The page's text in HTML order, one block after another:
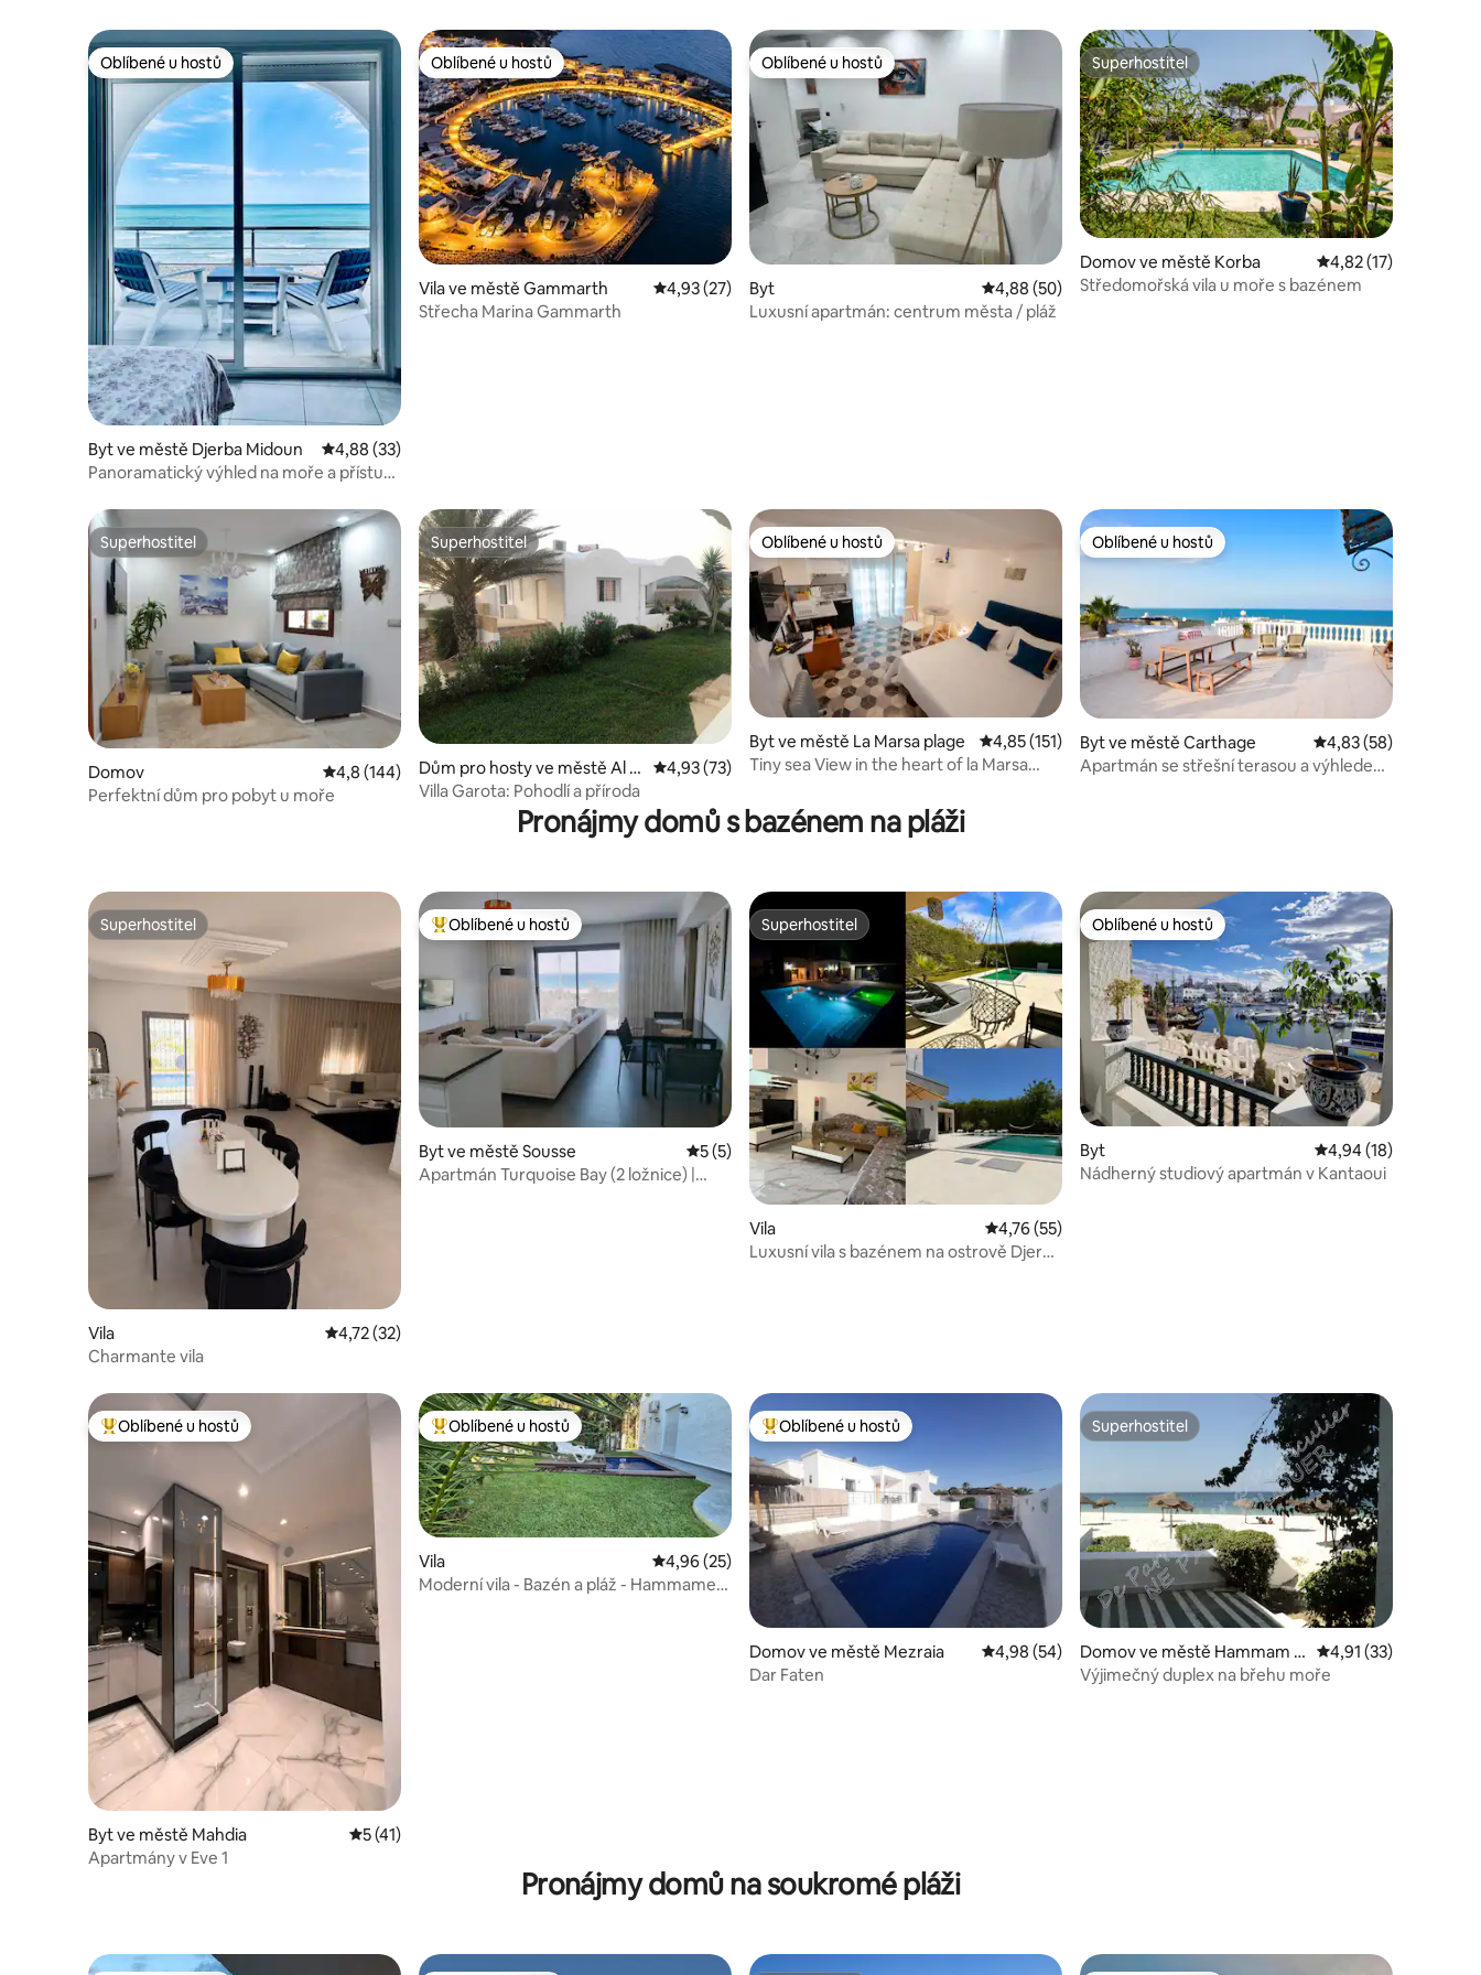
Oblíbené u hostů
Oblíbené u hostů
Byt ve městě Djerba Midoun Průměrné hodnocení 4,88 z 5, 33 hodnocení
4,88 (33)
Panoramatický výhled na moře a přístup
Oblíbené u hostů
Oblíbené u hostů
Vila ve městě Gammarth Průměrné hodnocení 4,93 z 5, 27 hodnocení
4,93 (27)
Střecha Marina Gammarth
Oblíbené u hostů
Oblíbené u hostů
Byt Průměrné hodnocení 4,88 z 5, 50 hodnocení
4,88 (50)
Luxusní apartmán: centrum města / pláž
Superhostitel
Superhostitel
Domov ve městě Korba Průměrné hodnocení
4,82 (17)
Středomořská vila u moře s bazénem
Superhostitel
Superhostitel
Domov Průměrné hodnocení 4,8 z 5, 144 hodnocení
4,8 (144)
Perfektní dům pro pobyt u moře
Superhostitel
Superhostitel
Dům pro hosty ve městě Al H
uwariyah
Průměrné hodnocení 4,93 z 5, 73 hodnocení
4,93 (73)
Villa Garota: Pohodlí a příroda
Oblíbené u hostů
Oblíbené u hostů
Byt ve městě La Marsa plage Průměrné hodnocení 4,85 z 5, 151 hodnocení
4,85 (151)
Tiny sea View in the heart of la Marsa
Oblíbené u hostů
Oblíbené u hostů
Byt ve městě Carthage Průměrné hodnocení
4,83 (58)
Apartmán se střešní terasou a výhledem
Pronájmy domů s bazénem na pláži
Superhostitel
Superhostitel
Vila Průměrné hodnocení 4,72 z 5, 32 hodnocení
4,72 (32)
Charmante vila
Nejlepší v kategorii Oblíbené u hostů
Oblíbené u hostů
Byt ve městě Sousse Průměrné hodnocení 5 z 5, 5 hodnocení
5 (5)
Apartmán Turquoise Bay (2 ložnice) |
Superhostitel
Superhostitel
Vila Průměrné hodnocení 4,76 z 5, 55 hodnocení
4,76 (55)
Luxusní vila s bazénem na ostrově Djerba
Oblíbené u hostů
Oblíbené u hostů
Byt Průměrné hodnocení
4,94 (18)
Nádherný studiový apartmán v Kantaoui
Nejlepší v kategorii Oblíbené u hostů
Oblíbené u hostů
Byt ve městě Mahdia Průměrné hodnocení 5 z 5, 41 hodnocení
5 (41)
Apartmány v Eve 1
Nejlepší v kategorii Oblíbené u hostů
Oblíbené u hostů
Vila Průměrné hodnocení 4,96 z 5, 25 hodnocení
4,96 (25)
Moderní vila - Bazén a pláž - Hammamet
Nejlepší v kategorii Oblíbené u hostů
Oblíbené u hostů
Domov ve městě Mezraia Průměrné hodnocení 4,98 z 5, 54 hodnocení
4,98 (54)
Dar Faten
Superhostitel
Superhostitel
Domov ve městě Hammam S
ousse
Průměrné hodnocení
4,91 (33)
Výjimečný duplex na břehu moře
Pronájmy domů na soukromé pláži